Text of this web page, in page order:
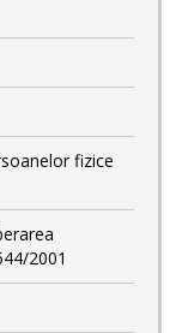
fizice
2001